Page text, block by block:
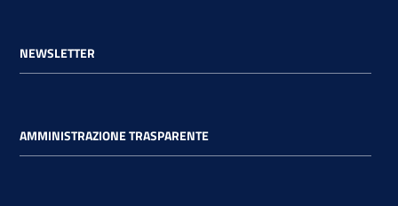
NEWSLETTER
AMMINISTRAZIONE TRASPARENTE